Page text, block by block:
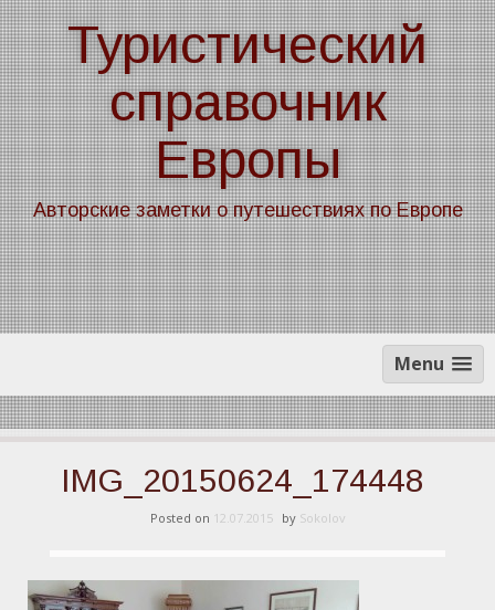
Skip
to
content
Туристический
справочник
Европы
Авторские заметки о путешествиях по Европе
Menu
IMG_20150624_174448
Posted on 12.07.2015 by Sokolov